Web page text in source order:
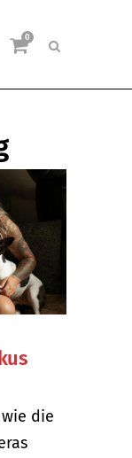
0
die